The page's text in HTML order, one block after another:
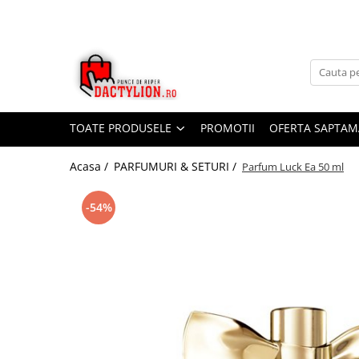
TOATE PRODUSELE PROMOTII OFERTA
Acasa / PARFUMURI & SETURI / Parfum Luck Ea 50 ml
-54%